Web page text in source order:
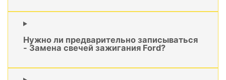
Нужно ли предварительно записываться
- Замена свечей зажигания Ford?